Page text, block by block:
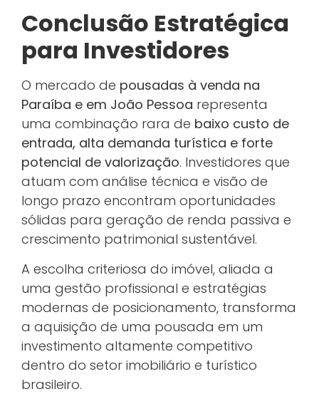
Conclusão Estratégica
para Investidores
O mercado de pousadas à venda na
Paraíba e em João Pessoa representa
uma combinação rara de baixo custo de
entrada, alta demanda turística e forte
potencial de valorização. Investidores que
atuam com análise técnica e visão de
longo prazo encontram oportunidades
sólidas para geração de renda passiva e
crescimento patrimonial sustentável.
A escolha criteriosa do imóvel, aliada a
uma gestão profissional e estratégias
modernas de posicionamento, transforma
a aquisição de uma pousada em um
investimento altamente competitivo
dentro do setor imobiliário e turístico
brasileiro.